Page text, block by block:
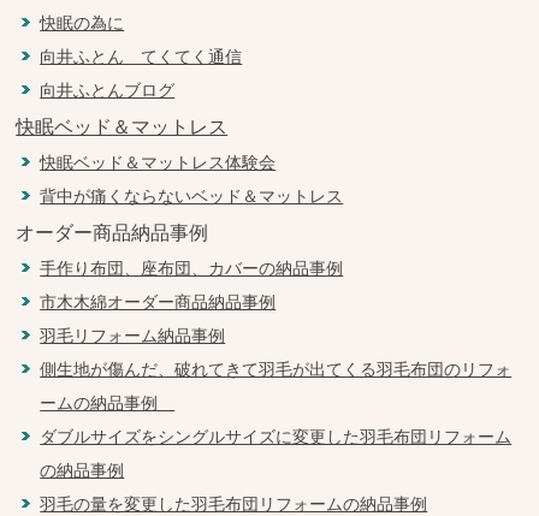
快眠の為に
向井ふとん てくてく通信
向井ふとんブログ
快眠ベッド＆マットレス
快眠ベッド＆マットレス体験会
背中が痛くならないベッド＆マットレス
オーダー商品納品事例
手作り布団、座布団、カバーの納品事例
市木木綿オーダー商品納品事例
羽毛リフォーム納品事例
側生地が傷んだ、破れてきて羽毛が出てくる羽毛布団のリフォ
ームの納品事例
ダブルサイズをシングルサイズに変更した羽毛布団リフォーム
の納品事例
羽毛の量を変更した羽毛布団リフォームの納品事例